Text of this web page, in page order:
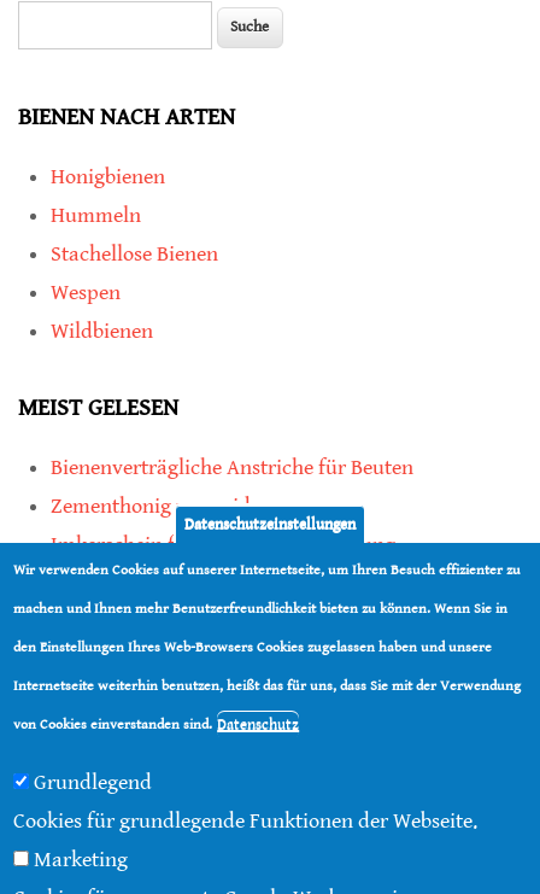
BIENEN NACH ARTEN
Honigbienen
Hummeln
Stachellose Bienen
Wespen
Wildbienen
MEIST GELESEN
Bienenverträgliche Anstriche für Beuten
Zementhonig vermeiden
Imkerschein für Honigbienen-Haltung
Kauf von Mittelwänden ist Vertrauenssache
teilen
Datenschutzeinstellungen
Wir verwenden Cookies auf unserer Internetseite, um Ihren Besuch effizienter zu
machen und Ihnen mehr Benutzerfreundlichkeit bieten zu können. Wenn Sie in
den Einstellungen Ihres Web-Browsers Cookies zugelassen haben und unsere
Internetseite weiterhin benutzen, heißt das für uns, dass Sie mit der Verwendung
von Cookies einverstanden sind. Datenschutz
Grundlegend
Cookies für grundlegende Funktionen der Webseite.
Marketing